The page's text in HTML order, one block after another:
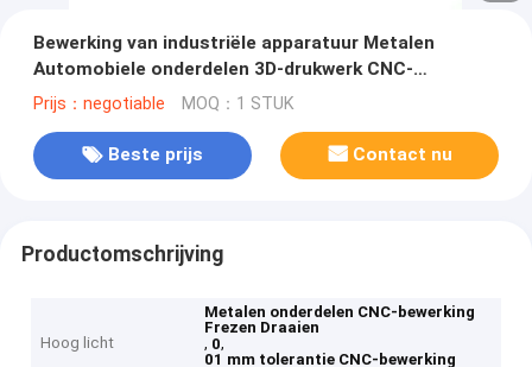
Bewerking van industriële apparatuur Metalen
Automobiele onderdelen 3D-drukwerk CNC-
machinewerktuigen Bewerking van machines
Prijs：negotiable MOQ：1 STUK
Beste prijs Contact nu
Productomschrijving
Hoog licht
Metalen onderdelen CNC-bewerking
Frezen Draaien
, 0,
01 mm tolerantie CNC-bewerking